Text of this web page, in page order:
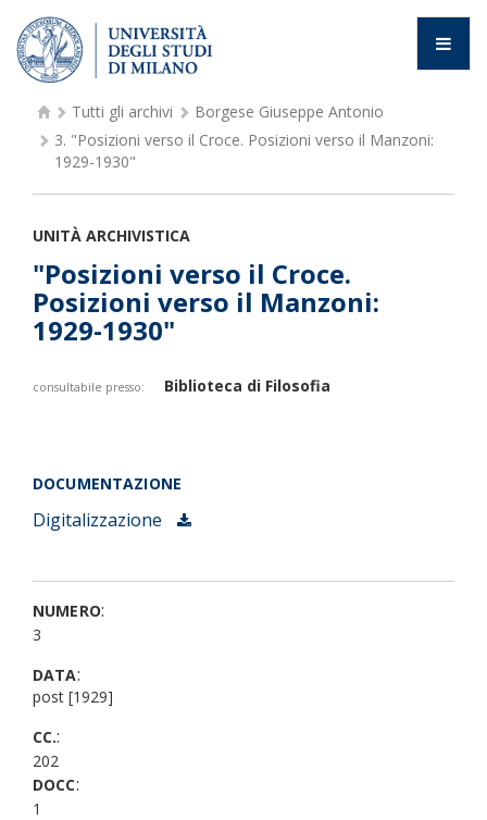
Tutti gli archivi
Borgese Giuseppe Antonio
3. "Posizioni verso il Croce. Posizioni verso il Manzoni:
1929-1930"
UNITÀ ARCHIVISTICA
"Posizioni verso il Croce.
Posizioni verso il Manzoni:
1929-1930"
consultabile presso: Biblioteca di Filosofia
DOCUMENTAZIONE
Digitalizzazione
NUMERO:
3
DATA:
post [1929]
CC.:
202
DOCC:
1